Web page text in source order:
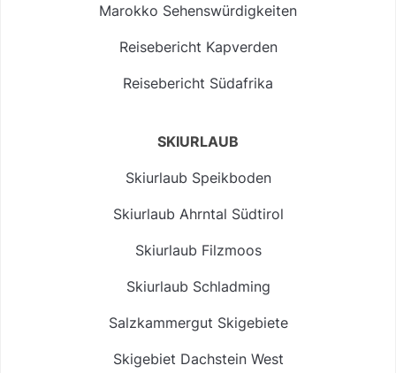
Marokko Sehenswürdigkeiten
Reisebericht Kapverden
Reisebericht Südafrika
SKIURLAUB
Skiurlaub Speikboden
Skiurlaub Ahrntal Südtirol
Skiurlaub Filzmoos
Skiurlaub Schladming
Salzkammergut Skigebiete
Skigebiet Dachstein West